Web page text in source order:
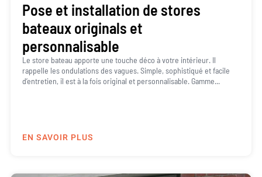
Pose et installation de stores
bateaux originals et
personnalisable
Le store bateau apporte une touche déco à votre intérieur. Il
rappelle les ondulations des vagues. Simple, sophistiqué et facile
d’entretien, il est à la fois original et personnalisable. Gamme...
EN SAVOIR PLUS